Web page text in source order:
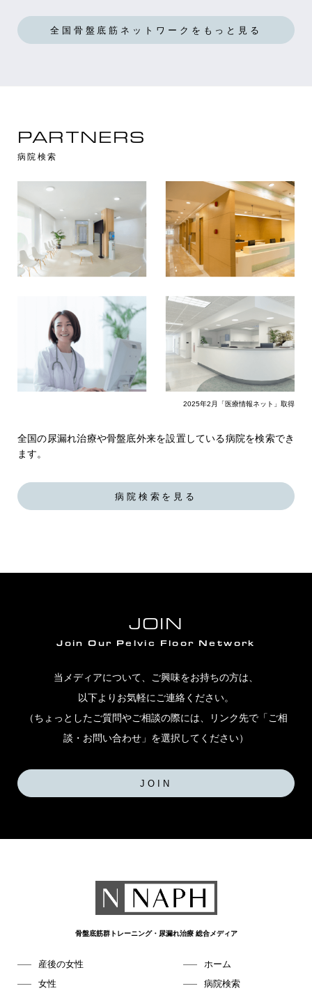
全国骨盤底筋ネットワークをもっと見る
PARTNERS
病院検索
全国の尿漏れ治療や骨盤底外来を設置している病院を検索でき
ます。
病院検索を見る
2025年2月「医療情報ネット」取得
JOIN
Join Our Pelvic Floor Network
当メディアについて、ご興味をお持ちの方は、
以下よりお気軽にご連絡ください。
（ちょっとしたご質問やご相談の際には、リンク先で「ご相
談・お問い合わせ」を選択してください）
JOIN
骨盤底筋群トレーニング・尿漏れ治療 総合メディア
産後の女性
女性
ホーム
病院検索